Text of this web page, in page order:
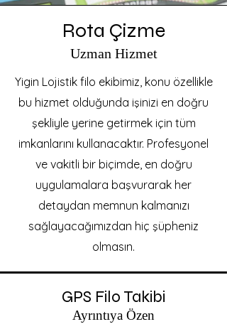
Rota Çizme
Uzman Hizmet
Yigin Lojistik filo ekibimiz, konu özellikle
bu hizmet olduğunda işinizi en doğru
şekliyle yerine getirmek için tüm
imkanlarını kullanacaktır. Profesyonel
ve vakitli bir biçimde, en doğru
uygulamalara başvurarak her
detaydan memnun kalmanızı
sağlayacağımızdan hiç şüpheniz
olmasın.
GPS Filo Takibi
Ayrıntıya Özen